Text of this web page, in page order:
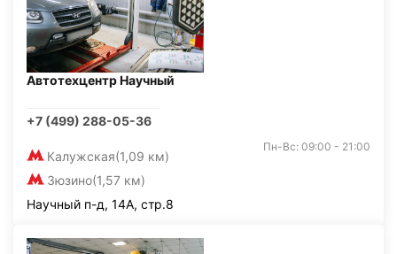
Автотехцентр Научный
+7 (499) 288-05-36
Калужская(1,09 км)
Зюзино(1,57 км)
Пн-Вс: 09:00 - 21:00
Научный п-д, 14А, стр.8